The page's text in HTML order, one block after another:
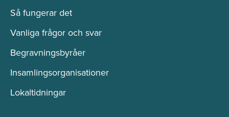
Så fungerar det
Vanliga frågor och svar
Begravningsbyråer
Insamlingsorganisationer
Lokaltidningar